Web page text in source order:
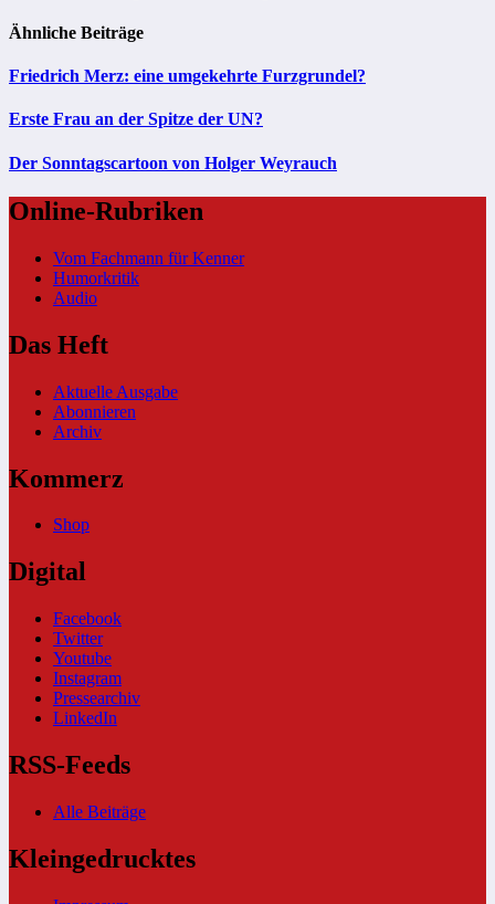
Ähnliche Beiträge
Friedrich Merz: eine umgekehrte Furzgrundel?
Erste Frau an der Spitze der UN?
Der Sonntagscartoon von Holger Weyrauch
Online-Rubriken
Vom Fachmann für Kenner
Humorkritik
Audio
Das Heft
Aktuelle Ausgabe
Abonnieren
Archiv
Kommerz
Shop
Digital
Facebook
Twitter
Youtube
Instagram
Pressearchiv
LinkedIn
RSS-Feeds
Alle Beiträge
Kleingedrucktes